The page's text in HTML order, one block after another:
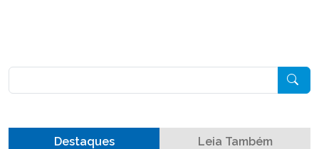
Destaques Leia Também